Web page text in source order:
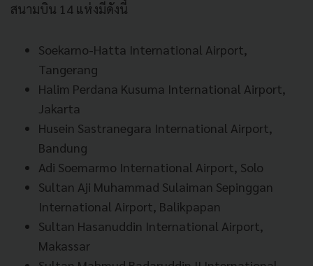
สนามบิน 14 แห่งมีดังนี้
Soekarno-Hatta International Airport,
Tangerang
Halim Perdana Kusuma International Airport,
Jakarta
Husein Sastranegara International Airport,
Bandung
Adi Soemarmo International Airport, Solo
Sultan Aji Muhammad Sulaiman Sepinggan
International Airport, Balikpapan
Sultan Hasanuddin International Airport,
Makassar